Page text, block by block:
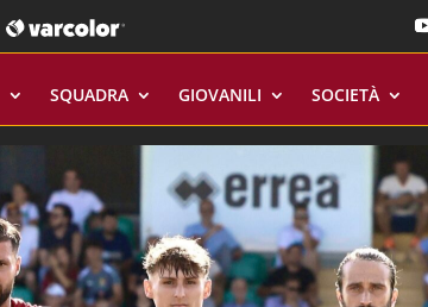
SQUADRA GIOVANILI SOCIETÀ